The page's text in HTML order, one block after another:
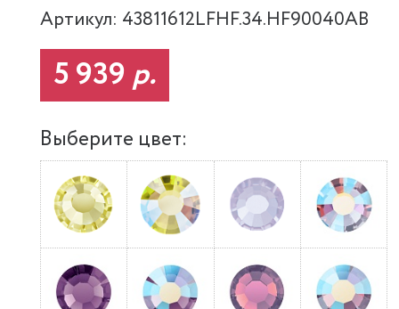
Артикул: 43811612LFHF.34.HF90040AB
5 939 р.
Выберите цвет: